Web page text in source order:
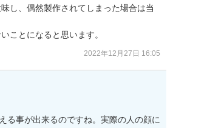
し、偶然製作されてしまった場合は当
ことになると思います。
2022年12月27日 16:05
る事が出来るのですね。実際の人の顔に